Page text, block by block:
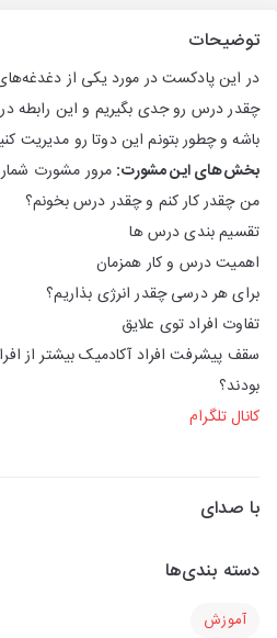
توضیحات
در این پادکست در مورد یکی از
چقدر درس رو جدی بگیریم و این رابطه
باشه و چطور بتونم این دوتا رو مدیریت
بخش‌های این مشورت: مرور مشورت شماره
من چقدر کار کنم و چقدر درس بخونم؟
تقسیم بندی درس ها
اهمیت درس و کار همزمان
برای هر درسی چقدر انرژی بذاریم؟
تفاوت افراد توی علایق
سقف پیشرفت افراد آکادمیک بیشتر از
بودند؟
کانال تلگرام
با صدای
دسته بندی‌ها
آموزش